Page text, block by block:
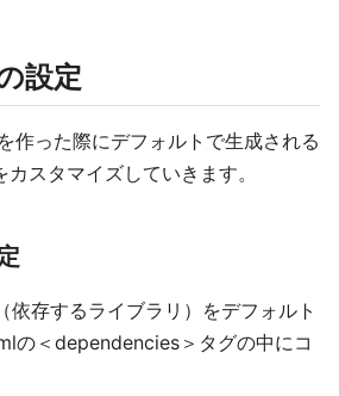
設定
作った際にデフォルトで生成される
スタマイズしていきます。
存するライブラリ）をデフォルト
の＜dependencies＞タグの中にコ